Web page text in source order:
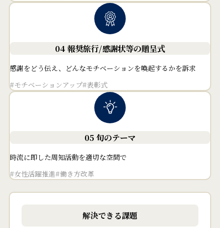
04 報奨旅行/感謝状等の贈呈式
感謝をどう伝え、どんなモチベーションを喚起するかを訴求
#モチベーションアップ#表彰式
05 旬のテーマ
時流に即した周知活動を適切な空間で
#女性活躍推進#働き方改革
解決できる課題